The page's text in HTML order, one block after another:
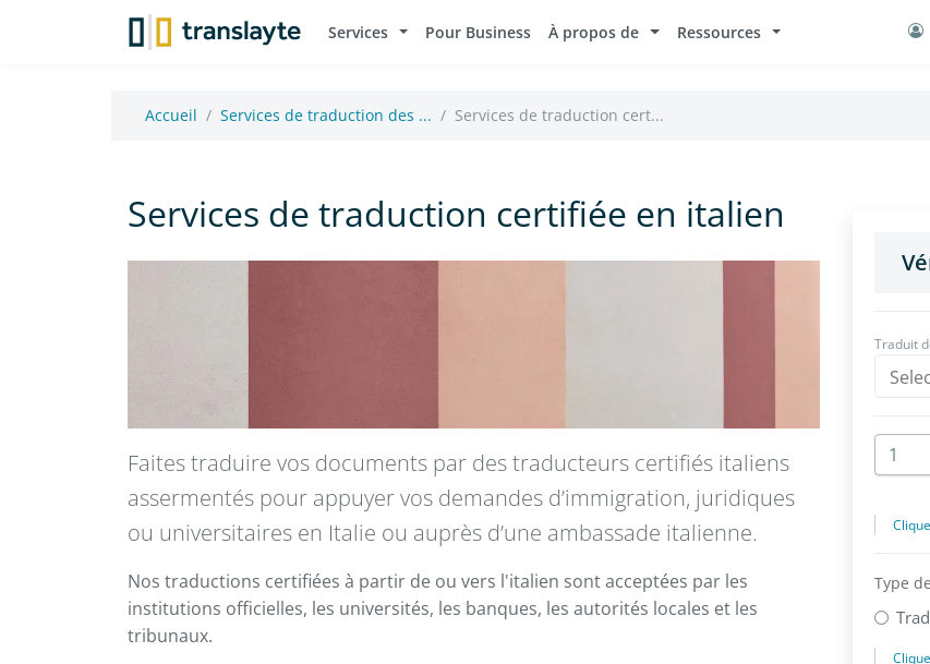
Services Pour Business À propos de Ressources
Accueil Services de traduction des ... Services de traduction cert...
Services de traduction certifiée en italien
Faites traduire vos documents par des traducteurs certifiés italiens
assermentés pour appuyer vos demandes d’immigration, juridiques
ou universitaires en Italie ou auprès d’une ambassade italienne.
Nos traductions certifiées à partir de ou vers l'italien sont acceptées par les
institutions officielles, les universités, les banques, les autorités locales et les
tribunaux.